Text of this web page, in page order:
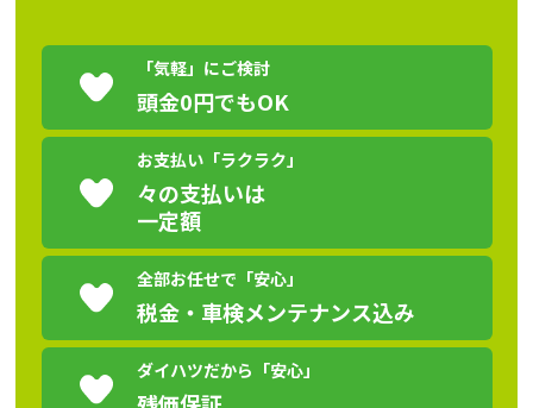
お問
「気軽」にご検討
頭金0円でもOK
お支払い「ラクラク」
々の支払いは
一定額
全部お任せで「安心」
税金・車検メンテナンス込み
ダイハツだから「安心」